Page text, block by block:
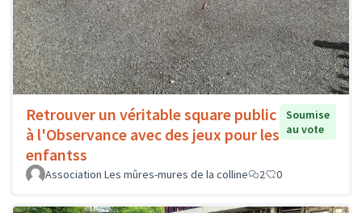
Retrouver un véritable square public
à l'Observance avec des jeux pour les
enfantss
Soumise
au vote
Association Les mûres-mures de la colline 2 0